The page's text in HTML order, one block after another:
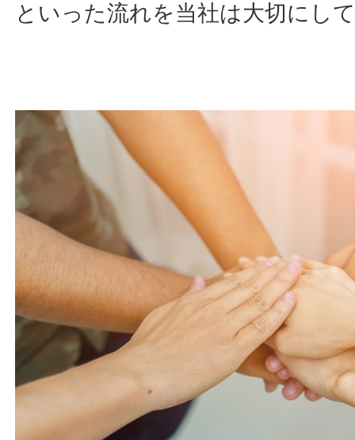
といった流れを当社は大切にし